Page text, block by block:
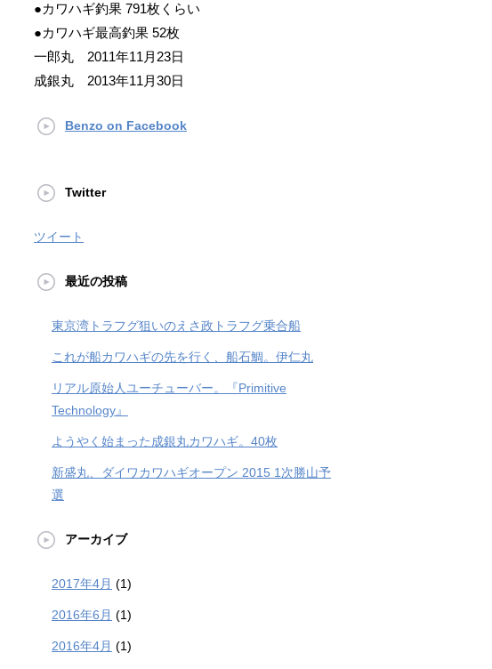
●カワハギ釣果 791枚くらい
●カワハギ最高釣果 52枚
一郎丸 2011年11月23日
成銀丸 2013年11月30日
Benzo on Facebook
Twitter
ツイート
最近の投稿
東京湾トラフグ狙いのえさ政トラフグ乗合船
これが船カワハギの先を行く、船石鯛。伊仁丸
リアル原始人ユーチューバー。『Primitive
Technology』
ようやく始まった成銀丸カワハギ。40枚
新盛丸、ダイワカワハギオープン 2015 1次勝山予
選
アーカイブ
2017年4月 (1)
2016年6月 (1)
2016年4月 (1)